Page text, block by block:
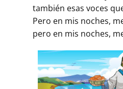
también esas voces
Pero en mis noches,
pero en mis noches,